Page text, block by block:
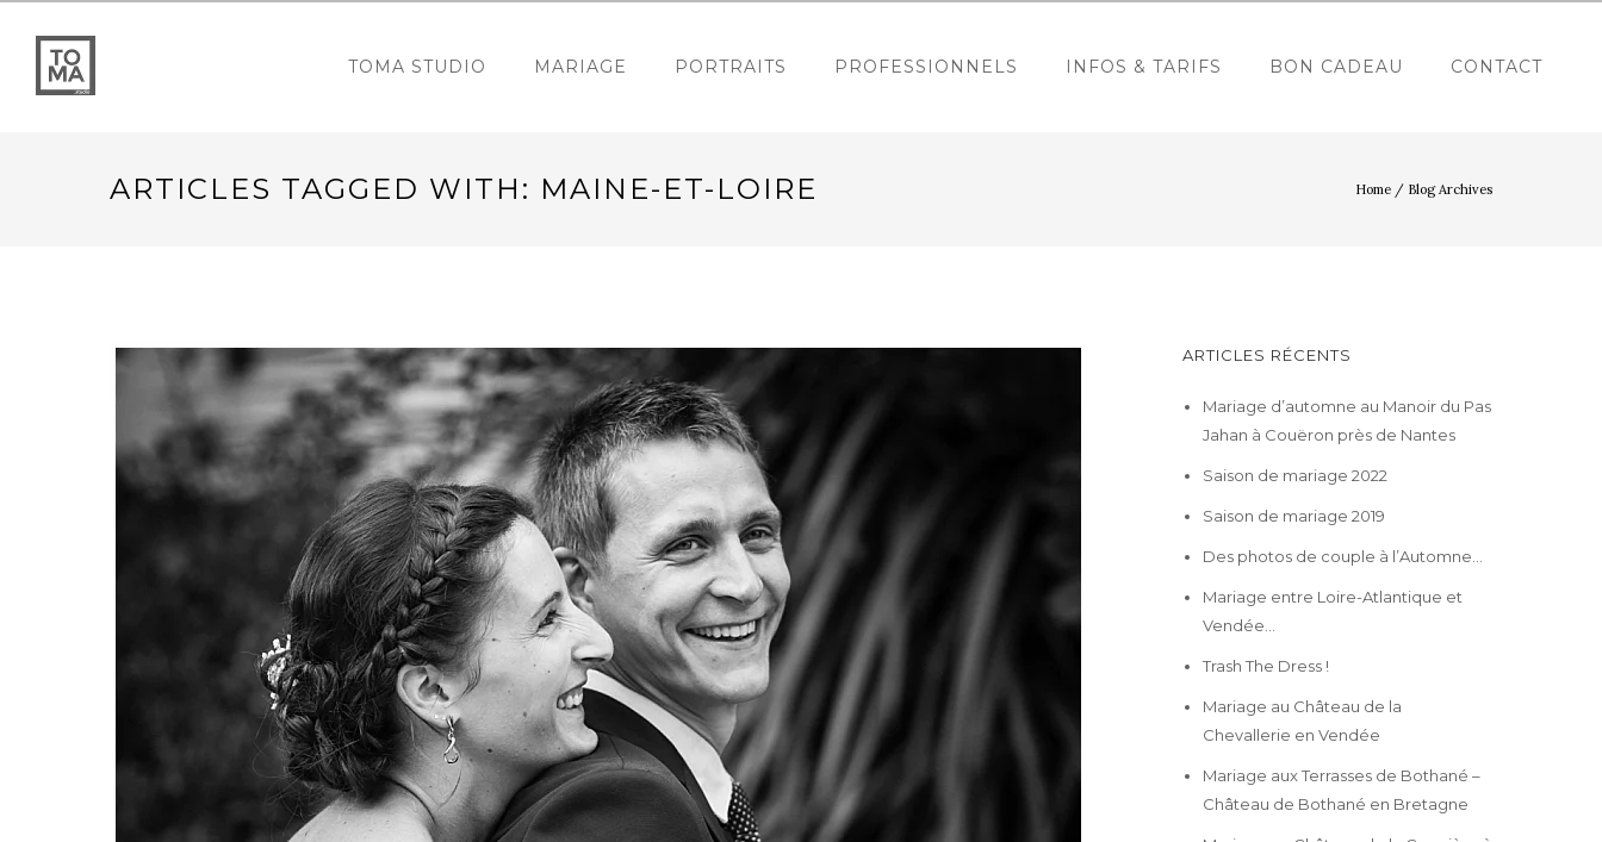
TOMA STUDIO MARIAGE PORTRAITS PROFESSIONNELS INFOS & TARIFS BON CADEAU CONTACT
ARTICLES TAGGED WITH: MAINE-ET-LOIRE Home / Blog Archives
ARTICLES RÉCENTS
Mariage d’automne au Manoir du Pas
Jahan à Couëron près de Nantes
Saison de mariage 2022
Saison de mariage 2019
Des photos de couple à l’Automne…
Mariage entre Loire-Atlantique et
Vendée…
Trash The Dress !
Mariage au Château de la
Chevallerie en Vendée
Mariage aux Terrasses de Bothané –
Château de Bothané en Bretagne